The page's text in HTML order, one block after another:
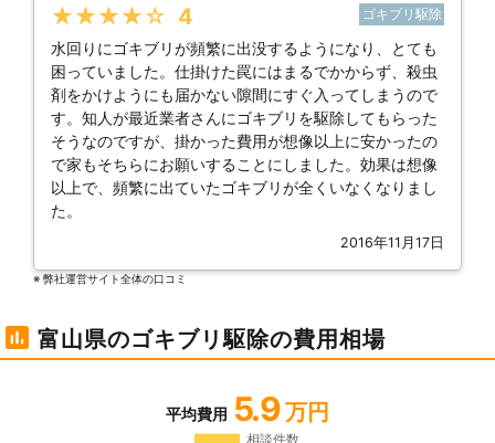
★★★★★ 4 ゴキブリ駆除
水回りにゴキブリが頻繁に出没するようになり、とても
困っていました。仕掛けた罠にはまるでかからず、殺虫
剤をかけようにも届かない隙間にすぐ入ってしまうので
す。知人が最近業者さんにゴキブリを駆除してもらった
そうなのですが、掛かった費用が想像以上に安かったの
で家もそちらにお願いすることにしました。効果は想像
以上で、頻繁に出ていたゴキブリが全くいなくなりまし
た。
2016年11月17日
※ 弊社運営サイト全体の⼝コミ
富山県のゴキブリ駆除の費用相場
平均費用 5.9 万円